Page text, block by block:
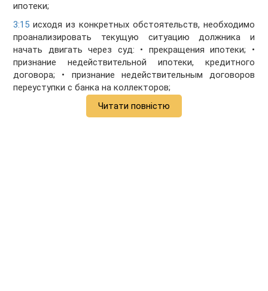
ипотеки;
3:15 исходя из конкретных обстоятельств, необходимо
проанализировать текущую ситуацию должника и
начать двигать через суд: • прекращения ипотеки; •
признание недействительной ипотеки, кредитного
договора; • признание недействительным договоров
переуступки с банка на коллекторов;
Читати повністю